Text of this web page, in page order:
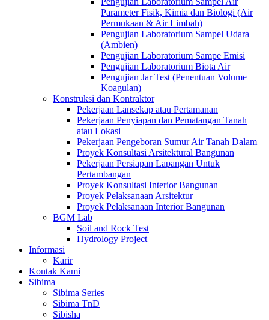
Parameter Fisik, Kimia dan Biologi (Air
Permukaan & Air Limbah)
Pengujian Laboratorium Sampel Udara
(Ambien)
Pengujian Laboratorium Sampe Emisi
Pengujian Laboratorium Biota Air
Pengujian Jar Test (Penentuan Volume
Koagulan)
Konstruksi dan Kontraktor
Pekerjaan Lansekap atau Pertamanan
Pekerjaan Penyiapan dan Pematangan Tanah
atau Lokasi
Pekerjaan Pengeboran Sumur Air Tanah Dalam
Proyek Konsultasi Arsitektural Bangunan
Pekerjaan Persiapan Lapangan Untuk
Pertambangan
Proyek Konsultasi Interior Bangunan
Proyek Pelaksanaan Arsitektur
Proyek Pelaksanaan Interior Bangunan
BGM Lab
Soil and Rock Test
Hydrology Project
Informasi
Karir
Kontak Kami
Sibima
Sibima Series
Sibima TnD
Sibisha